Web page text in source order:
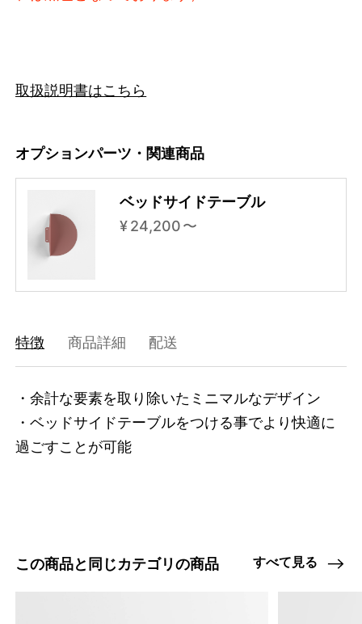
取扱説明書はこちら
オプションパーツ・関連商品
ベッドサイドテーブル
¥24,200〜
特徴 商品詳細 配送
・余計な要素を取り除いたミニマルなデザイン
・ベッドサイドテーブルをつける事でより快適に
過ごすことが可能
この商品と同じカテゴリの商品 すべて見る